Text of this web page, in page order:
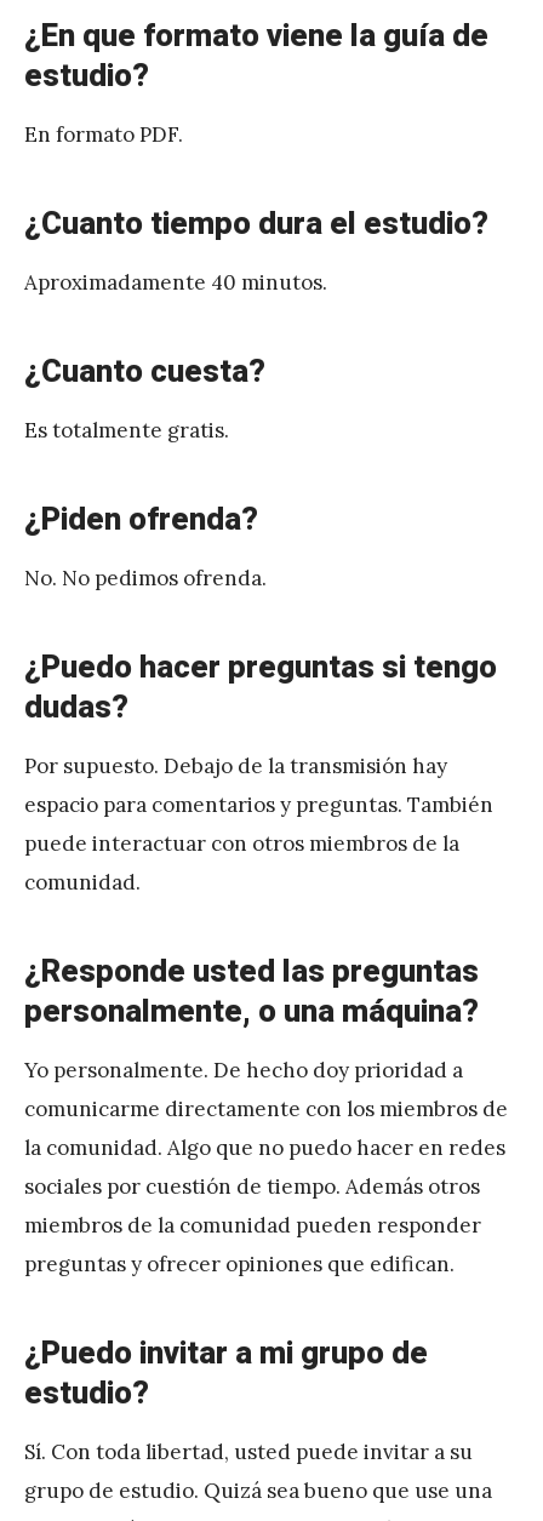
¿En que formato viene la guía de
estudio?
En formato PDF.
¿Cuanto tiempo dura el estudio?
Aproximadamente 40 minutos.
¿Cuanto cuesta?
Es totalmente gratis.
¿Piden ofrenda?
No. No pedimos ofrenda.
¿Puedo hacer preguntas si tengo
dudas?
Por supuesto. Debajo de la transmisión hay
espacio para comentarios y preguntas. También
puede interactuar con otros miembros de la
comunidad.
¿Responde usted las preguntas
personalmente, o una máquina?
Yo personalmente. De hecho doy prioridad a
comunicarme directamente con los miembros de
la comunidad. Algo que no puedo hacer en redes
sociales por cuestión de tiempo. Además otros
miembros de la comunidad pueden responder
preguntas y ofrecer opiniones que edifican.
¿Puedo invitar a mi grupo de
estudio?
Sí. Con toda libertad, usted puede invitar a su
grupo de estudio. Quizá sea bueno que use una